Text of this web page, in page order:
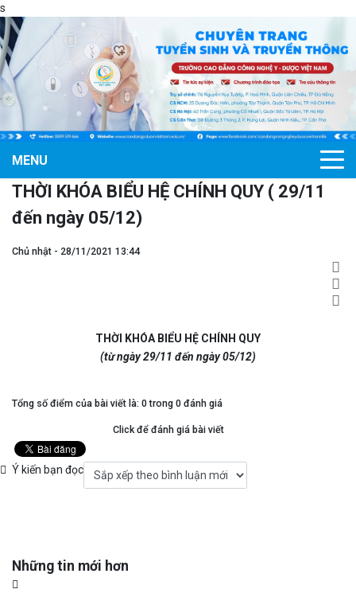
s
MENU
THỜI KHÓA BIỂU HỆ CHÍNH QUY ( 29/11
đến ngày 05/12)
Chủ nhật - 28/11/2021 13:44
THỜI KHÓA BIỂU HỆ CHÍNH QUY
(từ ngày 29/11 đến ngày 05/12)
Tổng số điểm của bài viết là: 0 trong 0 đánh giá
Click để đánh giá bài viết
Ý kiến bạn đọc
Những tin mới hơn